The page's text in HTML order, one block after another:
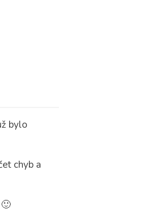
bylo
chyb a